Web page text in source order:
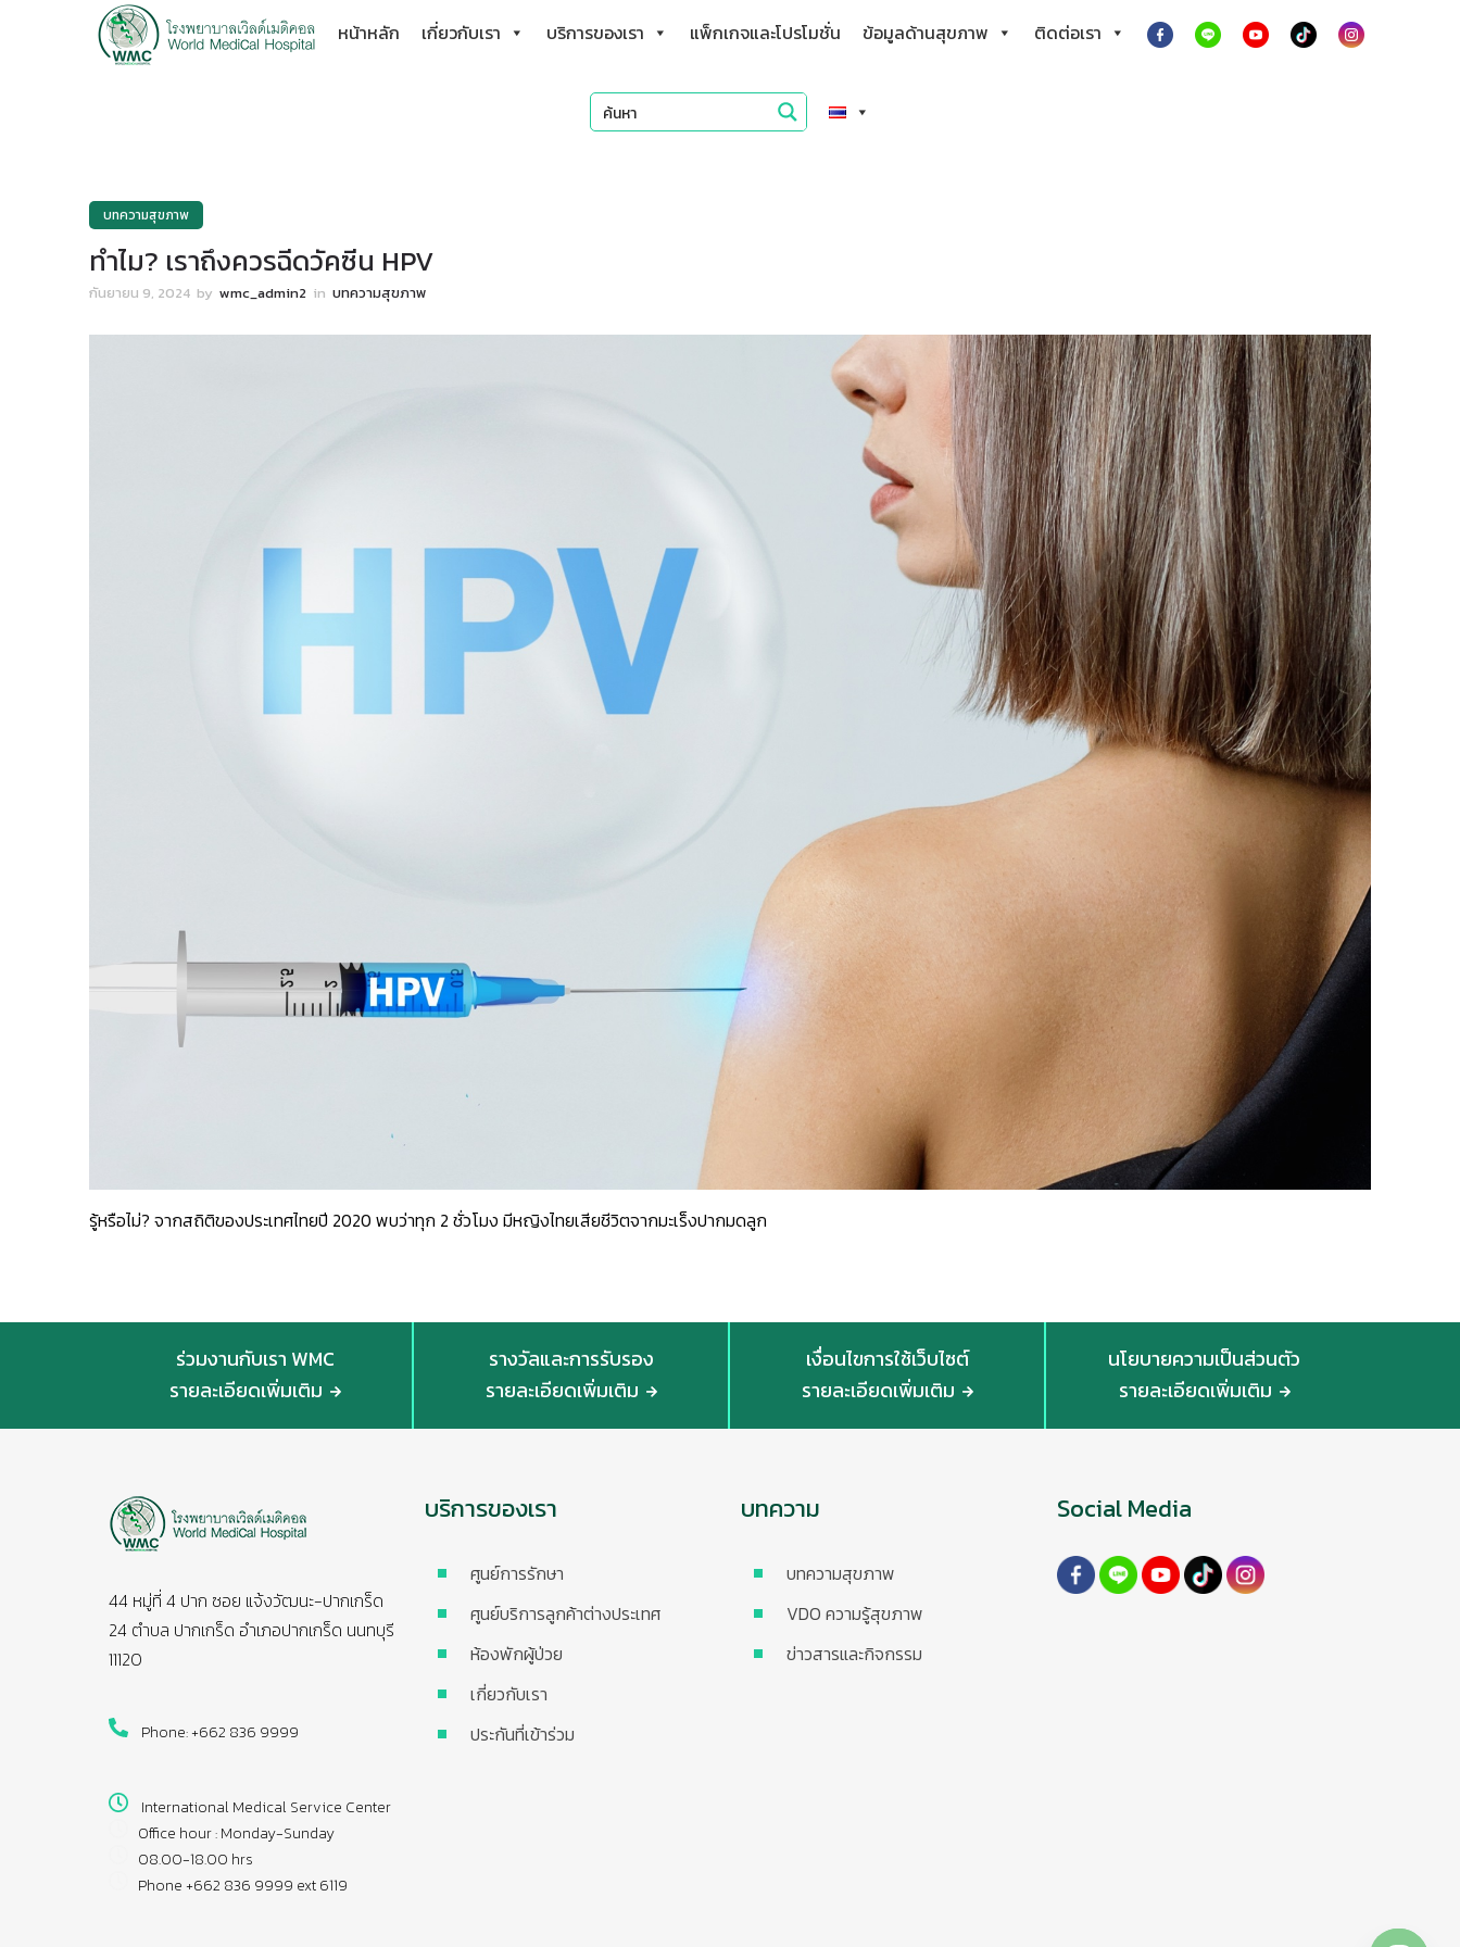
หน้าหลัก เกี่ยวกับเรา บริการของเรา แพ็กเกจและโปรโมชั่น ข้อมูลด้านสุขภาพ ติดต่อเรา
บทความสุขภาพ
ทำไม? เราถึงควรฉีดวัคซีน HPV
กันยายน 9, 2024 by wmc_admin2 in บทความสุขภาพ
รู้หรือไม่? จากสถิติของประเทศไทยปี 2020 พบว่าทุก 2 ชั่วโมง มีหญิงไทยเสียชีวิตจากมะเร็งปากมดลูก
ร่วมงานกับเรา WMC
รายละเอียดเพิ่มเติม
รางวัลและการรับรอง
รายละเอียดเพิ่มเติม
เงื่อนไขการใช้เว็บไซต์
รายละเอียดเพิ่มเติม
นโยบายความเป็นส่วนตัว
รายละเอียดเพิ่มเติม
44 หมู่ที่ 4 ปาก ซอย แจ้งวัฒนะ-ปากเกร็ด
24 ตำบล ปากเกร็ด อำเภอปากเกร็ด นนทบุรี
11120
Phone: +662 836 9999
International Medical Service Center
Office hour : Monday-Sunday
08.00-18.00 hrs
Phone +662 836 9999 ext 6119
บริการของเรา
ศูนย์การรักษา
ศูนย์บริการลูกค้าต่างประเทศ
ห้องพักผู้ป่วย
เกี่ยวกับเรา
ประกันที่เข้าร่วม
บทความ
บทความสุขภาพ
VDO ความรู้สุขภาพ
ข่าวสารและกิจกรรม
Social Media